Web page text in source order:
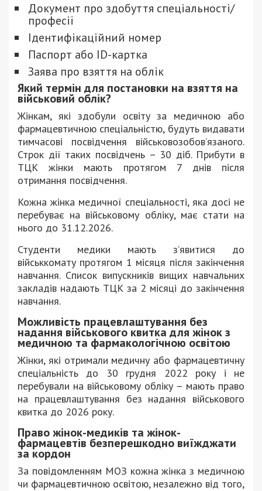
Документ про здобуття спеціальності/
професії
Ідентифікаційний номер
Паспорт або ID-картка
Заява про взяття на облік
Який термін для постановки на взяття на
військовий облік?
Жінкам, які здобули освіту за медичною або
фармацевтичною спеціальністю, будуть видавати
тимчасові посвідчення військовозобов’язаного.
Строк дії таких посвідчень – 30 діб. Прибути в
ТЦК жінки мають протягом 7 днів після
отримання посвідчення.
Кожна жінка медичної спеціальності, яка досі не
перебуває на військовому обліку, має стати на
нього до 31.12.2026.
Студенти медики мають з’явитися до
військкомату протягом 1 місяця після закінчення
навчання. Список випускників вищих навчальних
закладів надають ТЦК за 2 місяці до закінчення
навчання.
Можливiсть працевлаштування без
надання вiйськового квитка для жінок з
медичною та фармакологічною освітою
Жінки, які отримали медичну або фармацевтичну
спеціальність до 30 грудня 2022 року і не
перебували на військовому обліку – мають право
на працевлаштування без надання військового
квитка до 2026 року.
Право жiнок-медикiв та жiнок-
фармацевтiв безперешкодно виїжджати
за кордон
За повідомленням МОЗ кожна жінка з медичною
чи фармацевтичною освітою, незалежно від того,